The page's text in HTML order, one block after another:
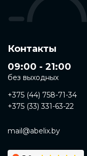
Контакты
09:00 - 21:00
без выходных
+375 (44) 758-71-34
+375 (33) 331-63-22
mail@abelix.by